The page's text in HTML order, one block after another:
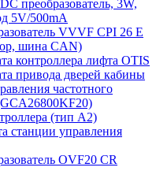
преобразователь, 3W,
5V/500mA
VVVF CPI 26 E
шина CAN)
контроллера лифта OTIS
привода дверей кабины
частотного
(тип A2)
станции управления
OVF20 CR